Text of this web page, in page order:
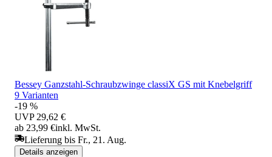
Bessey Ganzstahl-Schraubzwinge classiX GS mit Knebelgriff
9 Varianten
-19 %
UVP 29,62 €
ab 23,99 €inkl. MwSt.
Lieferung bis Fr., 21. Aug.
Details anzeigen